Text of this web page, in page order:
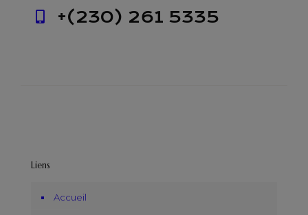
+(230) 261 5335
Liens
Accueil